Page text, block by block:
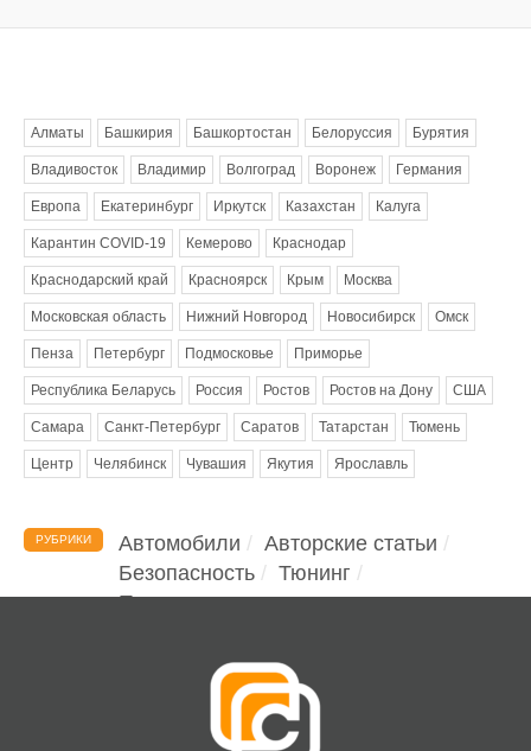
Алматы Башкирия Башкортостан Белоруссия Бурятия
Владивосток Владимир Волгоград Воронеж Германия
Европа Екатеринбург Иркутск Казахстан Калуга
Карантин COVID-19 Кемерово Краснодар
Краснодарский край Красноярск Крым Москва
Московская область Нижний Новгород Новосибирск Омск
Пенза Петербург Подмосковье Приморье
Республика Беларусь Россия Ростов Ростов на Дону США
Самара Санкт-Петербург Саратов Татарстан Тюмень
Центр Челябинск Чувашия Якутия Ярославль
РУБРИКИ Автомобили
Авторские статьи
Безопасность
Тюнинг
Помощь водителю